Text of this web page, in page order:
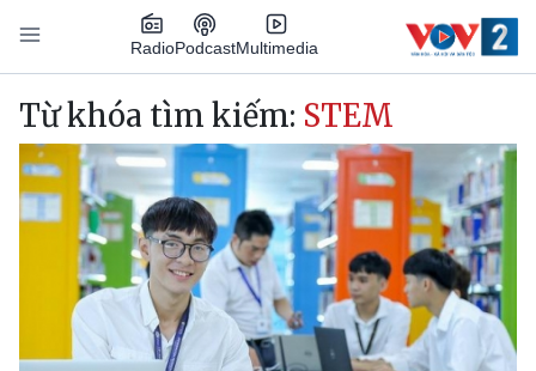
Nhảy đến nội dung
RadioPodcastMultimedia
Main navigation
Từ khóa tìm kiếm: STEM